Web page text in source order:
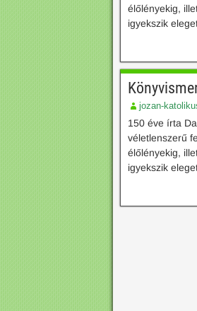
élőlényekig,
igyekszik
jozan-
150 éve írta
véletlenszerű
élőlényekig,
igyekszik